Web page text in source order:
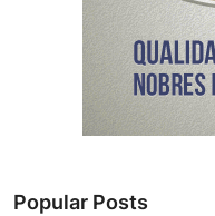
Popular Posts